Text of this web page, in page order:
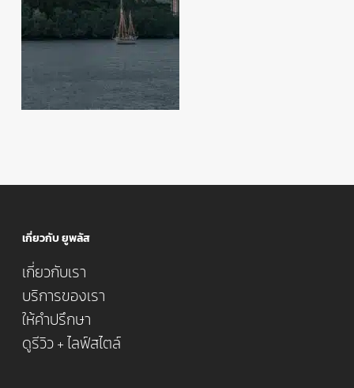
เกี่ยวกับ ยูพลัส
เกี่ยวกับเรา
บริการของเรา
ให้คำปรึกษา
ดูรีวิว + ไลฟ์สไตล์